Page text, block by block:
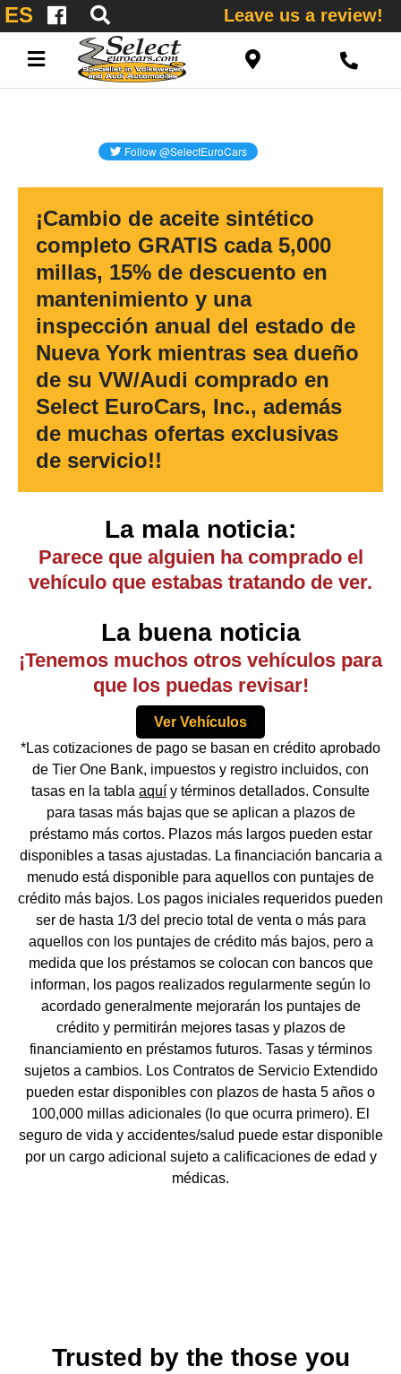
ES Leave us a review!
¡Cambio de aceite sintético
completo GRATIS cada 5,000
millas, 15% de descuento en
mantenimiento y una
inspección anual del estado de
Nueva York mientras sea dueño
de su VW/Audi comprado en
Select EuroCars, Inc., además
de muchas ofertas exclusivas
de servicio!!
La mala noticia:
Parece que alguien ha comprado el
vehículo que estabas tratando de ver.
La buena noticia
¡Tenemos muchos otros vehículos para
que los puedas revisar!
Ver Vehículos
*Las cotizaciones de pago se basan en crédito aprobado
de Tier One Bank, impuestos y registro incluidos, con
tasas en la tabla aquí y términos detallados. Consulte
para tasas más bajas que se aplican a plazos de
préstamo más cortos. Plazos más largos pueden estar
disponibles a tasas ajustadas. La financiación bancaria a
menudo está disponible para aquellos con puntajes de
crédito más bajos. Los pagos iniciales requeridos pueden
ser de hasta 1/3 del precio total de venta o más para
aquellos con los puntajes de crédito más bajos, pero a
medida que los préstamos se colocan con bancos que
informan, los pagos realizados regularmente según lo
acordado generalmente mejorarán los puntajes de
crédito y permitirán mejores tasas y plazos de
financiamiento en préstamos futuros. Tasas y términos
sujetos a cambios. Los Contratos de Servicio Extendido
pueden estar disponibles con plazos de hasta 5 años o
100,000 millas adicionales (lo que ocurra primero). El
seguro de vida y accidentes/salud puede estar disponible
por un cargo adicional sujeto a calificaciones de edad y
médicas.
Trusted by the those you